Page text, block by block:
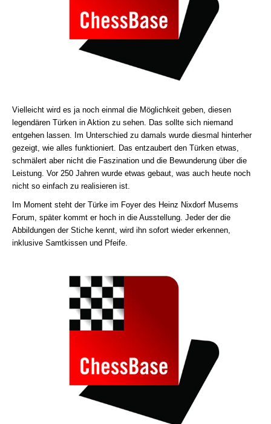
Vielleicht wird es ja noch einmal die Möglichkeit geben, diesen
legendären Türken in Aktion zu sehen. Das sollte sich niemand
entgehen lassen. Im Unterschied zu damals wurde diesmal hinterher
gezeigt, wie alles funktioniert. Das entzaubert den Türken etwas,
schmälert aber nicht die Faszination und die Bewunderung über die
Leistung. Vor 250 Jahren wurde etwas gebaut, was auch heute noch
nicht so einfach zu realisieren ist.
Im Moment steht der Türke im Foyer des Heinz Nixdorf Musems
Forum, später kommt er hoch in die Ausstellung. Jeder der die
Abbildungen der Stiche kennt, wird ihn sofort wieder erkennen,
inklusive Samtkissen und Pfeife.